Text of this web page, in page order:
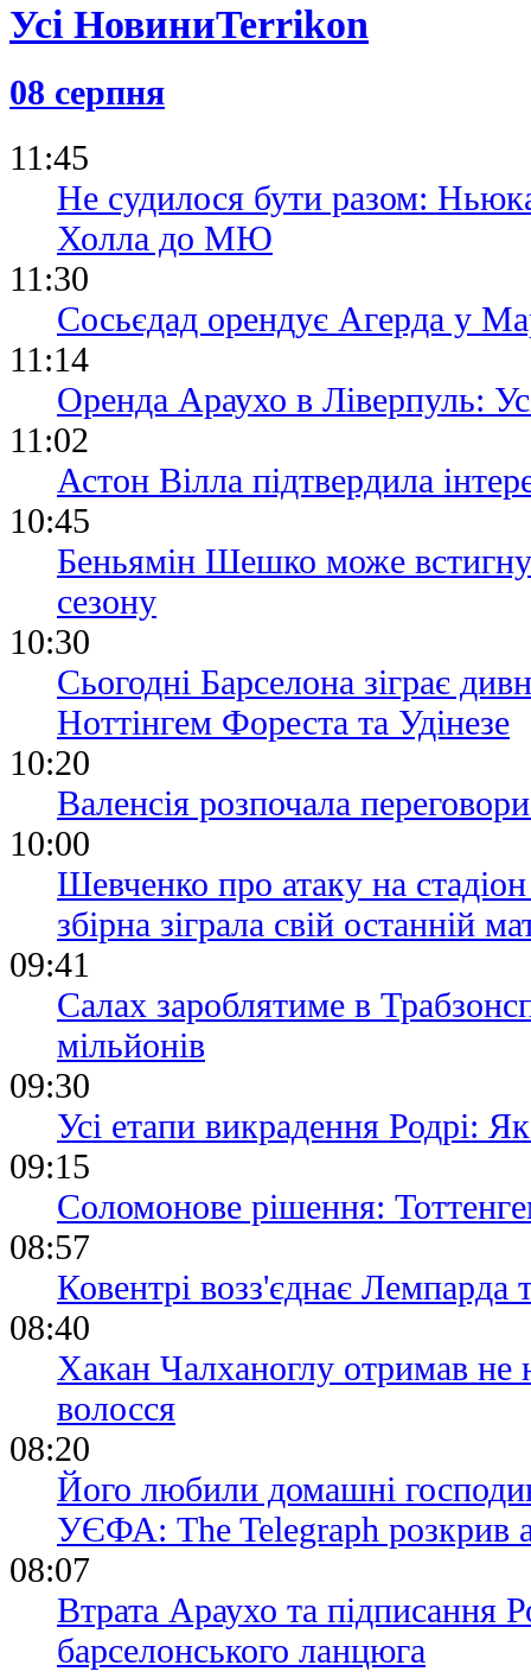
Усі Новини
08 серпня
11:45
Не судилося бути разом:
Холла до МЮ
11:30
Сосьєдад орендує Агерда у
11:14
Оренда Араухо в Ліверпуль:
11:02
Астон Вілла підтвердила
10:45
Беньямін Шешко може
сезону
10:30
Сьогодні Барселона зіграє
Ноттінгем Фореста та Удінезе
10:20
Валенсія розпочала
10:00
Шевченко про атаку на
збірна зіграла свій останній
09:41
Салах зароблятиме в
мільйонів
09:30
Усі етапи викрадення Родрі:
09:15
Соломонове рішення:
08:57
Ковентрі возз'єднає Лемпарда
08:40
Хакан Чалханоглу отримав не
волосся
08:20
Його любили домашні
УЄФА: The Telegraph розкрив
08:07
Втрата Араухо та підписання
барселонського ланцюга